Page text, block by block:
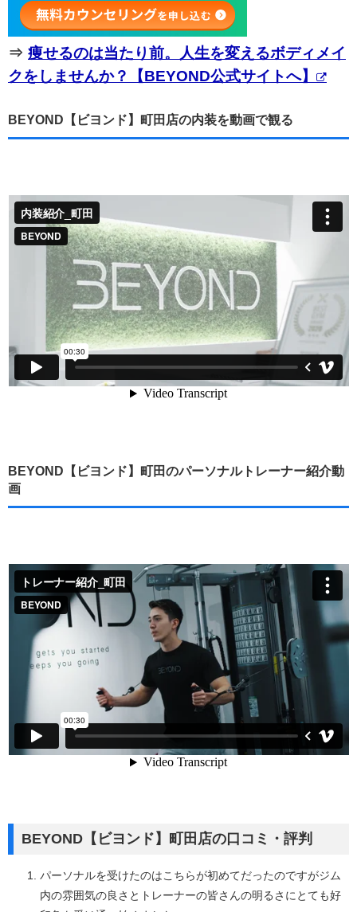
⇒ 痩せるのは当たり前。人生を変えるボディメイ
クをしませんか？【BEYOND公式サイトへ】
BEYOND【ビヨンド】町田店の内装を動画で観る
BEYOND【ビヨンド】町田のパーソナルトレーナー紹介動
画
BEYOND【ビヨンド】町田店の口コミ・評判
パーソナルを受けたのはこちらが初めてだったのですがジム
内の雰囲気の良さとトレーナーの皆さんの明るさにとても好